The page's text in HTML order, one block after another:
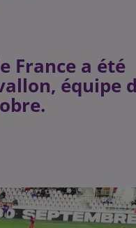
France a été
équipe